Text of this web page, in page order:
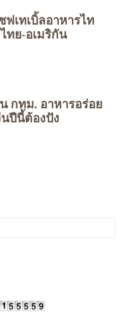
ฟเทเบิ้ลอาหารไท
ทย-อเมริกัน
กทม. อาหารอร่อย
ปีนี้ต้องปัง